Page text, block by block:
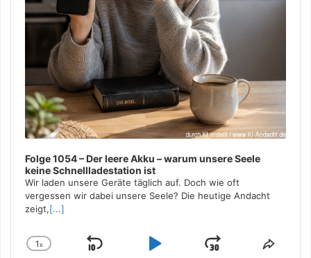
Folge 1054 – Der leere Akku – warum unsere Seele
keine Schnellladestation ist
Wir laden unsere Geräte täglich auf. Doch wie oft
vergessen wir dabei unsere Seele? Die heutige Andacht
zeigt,[...]
Change
1x
Skip
Play
Jump
Share